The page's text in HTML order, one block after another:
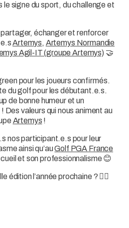
le signe du sport, du challenge et
partager, échanger et renforcer
Artemys, Artemys Normandie
Agil-IT (groupe Artemys) 🤝
pour les joueurs confirmés.
du golf pour les débutant.e.s.
de bonne humeur et un
Des valeurs qui nous animent au
Artemys !
nos participant.e.s pour leur
ainsi qu’auGolf PGA France
et son professionnalisme 😊
édition l’année prochaine ? 🏌️‍♀️